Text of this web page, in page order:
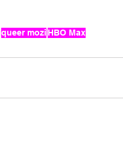
queer mozi HBO Max